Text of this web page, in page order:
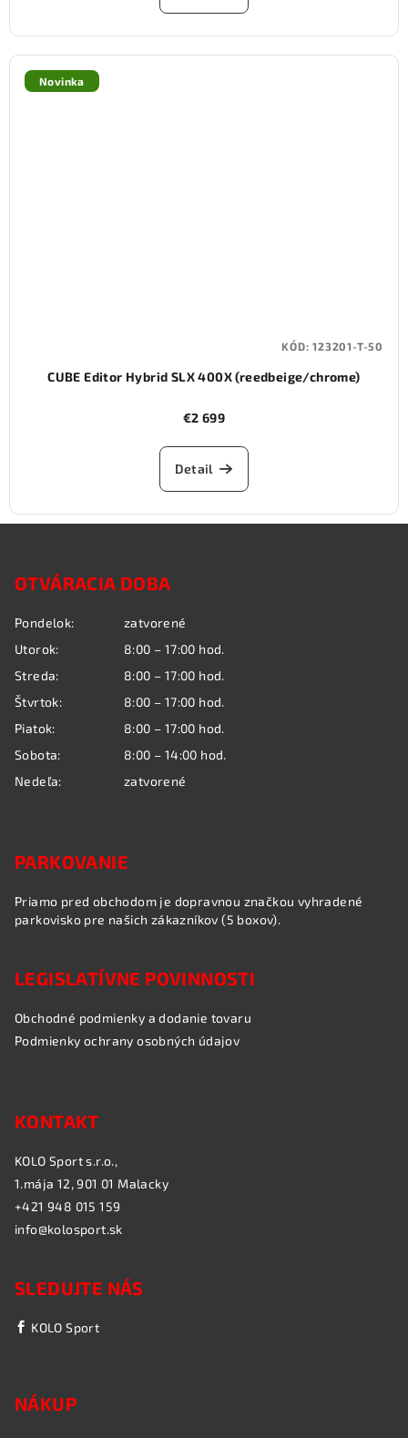
Novinka
CUBE Editor Hybrid SLX 400X (reedbeige/chrome)
€2 699
Detail
KÓD:123201-T-50
OTVÁRACIA DOBA
Pondelok:
zatvorené
Utorok:
8:00 – 17:00 hod.
Streda:
8:00 – 17:00 hod.
Štvrtok:
8:00 – 17:00 hod.
Piatok:
8:00 – 17:00 hod.
Sobota:
8:00 – 14:00 hod.
Nedeľa:
zatvorené
PARKOVANIE
Priamo pred obchodom je dopravnou značkou vyhradené
parkovisko pre našich zákazníkov (5 boxov).
LEGISLATÍVNE POVINNOSTI
Obchodné podmienky a dodanie tovaru
Podmienky ochrany osobných údajov
KONTAKT
KOLO Sport s.r.o.,
1.mája 12, 901 01 Malacky
+421 948 015 159
info@kolosport.sk
SLEDUJTE NÁS
KOLO Sport
NÁKUP